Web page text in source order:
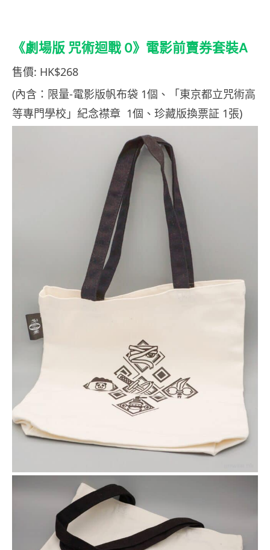
《劇場版 咒術迴戰 0》電影前賣券套裝A
售價: HK$268
(內含：限量-電影版帆布袋 1個、「東京都立咒術高
等專門學校」紀念襟章 1個、珍藏版換票証 1張)